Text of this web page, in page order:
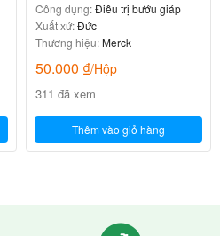
Công dụng:Điều trị bướu giáp
Xuất xứ:Đức
Thương hiệu:Merck
50.000 ₫/Hộp
311 đã xem
Thêm vào giỏ hàng